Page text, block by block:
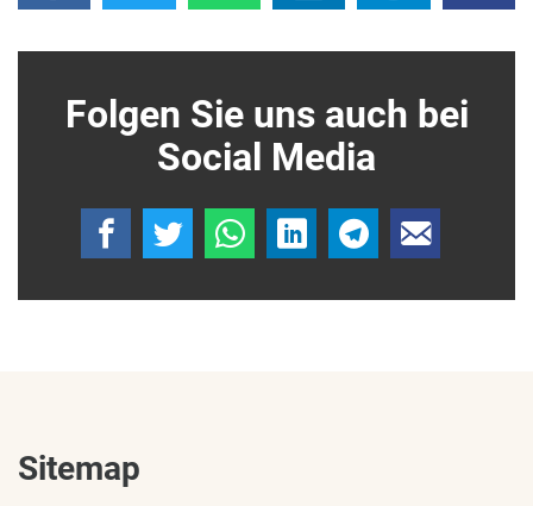
Folgen Sie uns auch bei
Social Media
Sitemap